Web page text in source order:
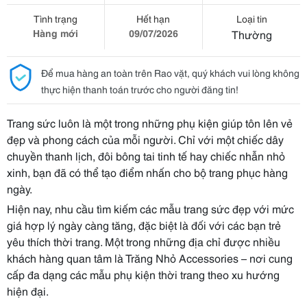
Tình trạng
Hàng mới
Hết hạn
09/07/2026
Loại tin
Thường
Để mua hàng an toàn trên Rao vặt, quý khách vui lòng không
thực hiện thanh toán trước cho người đăng tin!
Trang sức luôn là một trong những phụ kiện giúp tôn lên vẻ
đẹp và phong cách của mỗi người. Chỉ với một chiếc dây
chuyền thanh lịch, đôi bông tai tinh tế hay chiếc nhẫn nhỏ
xinh, bạn đã có thể tạo điểm nhấn cho bộ trang phục hàng
ngày.
Hiện nay, nhu cầu tìm kiếm các mẫu trang sức đẹp với mức
giá hợp lý ngày càng tăng, đặc biệt là đối với các bạn trẻ
yêu thích thời trang. Một trong những địa chỉ được nhiều
khách hàng quan tâm là Trăng Nhỏ Accessories – nơi cung
cấp đa dạng các mẫu phụ kiện thời trang theo xu hướng
hiện đại.